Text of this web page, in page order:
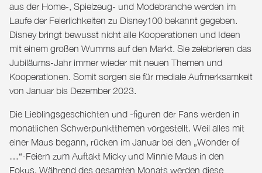
aus der Home-, Spielzeug- und Modebranche werden im
Laufe der Feierlichkeiten zu Disney100 bekannt gegeben.
Disney bringt bewusst nicht alle Kooperationen und Ideen
mit einem großen Wumms auf den Markt. Sie zelebrieren das
Jubiläums-Jahr immer wieder mit neuen Themen und
Kooperationen. Somit sorgen sie für mediale Aufmerksamkeit
von Januar bis Dezember 2023.
Die Lieblingsgeschichten und -figuren der Fans werden in
monatlichen Schwerpunktthemen vorgestellt. Weil alles mit
einer Maus begann, rücken im Januar bei den „Wonder of
…“-Feiern zum Auftakt Micky und Minnie Maus in den
Fokus. Während des gesamten Monats werden diese